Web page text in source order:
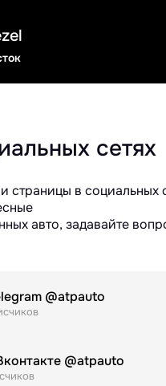
сетях
страницы в социальных
авто, задавайте
@atpauto
@atpauto